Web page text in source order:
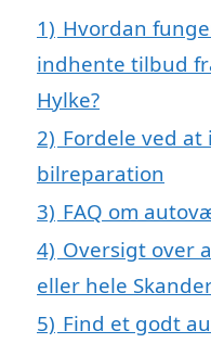
1) Hvordan
indhente tilbud
Hylke?
2) Fordele ved
bilreparation
3) FAQ om
4) Oversigt over
eller hele
5) Find et godt